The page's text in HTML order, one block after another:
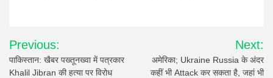
Post
navigation
Previous:
पाकिस्तान: खैबर पख्तूनख्वा में पत्रकार
Khalil Jibran की हत्या पर विरोध
Next:
अमेरिका; Ukraine Russia के अंदर
कहीं भी Attack कर सकता है, जहां भी